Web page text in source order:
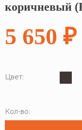
коричневый
5 650 ₽
Цвет:
Кол-во: